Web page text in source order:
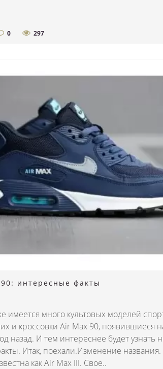
0 297
интересные факты
имеется много культовых моделей
и кроссовки Air Max 90, появившиеся
назад. И тем интереснее будет узнать
Итак, поехали.Изменение
как Air Max III. Свое..